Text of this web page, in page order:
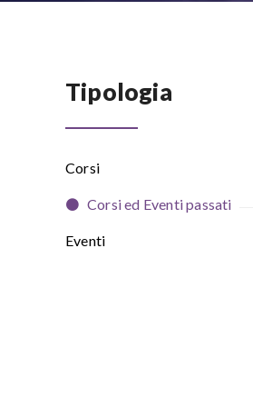
Tipologia
Corsi
Corsi ed Eventi passati
Eventi